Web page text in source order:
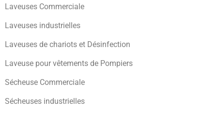
Laveuses Commerciale
Laveuses industrielles
Laveuses de chariots et Désinfection
Laveuse pour vêtements de Pompiers
Sécheuse Commerciale
Sécheuses industrielles